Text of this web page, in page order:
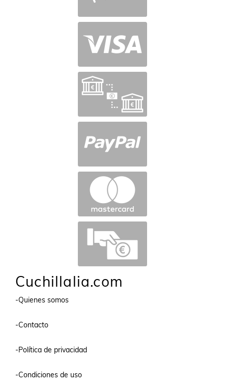
Cuchillalia.com
-Quienes somos
-Contacto
-Política de privacidad
-Condiciones de uso